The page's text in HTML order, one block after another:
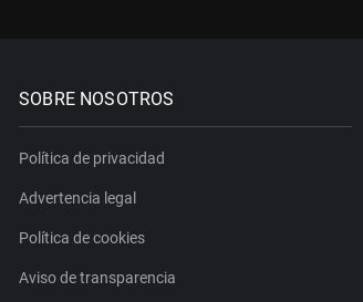
SOBRE NOSOTROS
Política de privacidad
Advertencia legal
Política de cookies
Aviso de transparencia